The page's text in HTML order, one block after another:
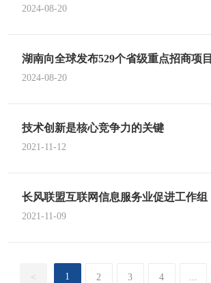
2024-08-20
湖南向全球发布529个省级重点招商项目
2024-08-20
技术创新是核心竞争力的关键
2021-11-12
长风联盟互联网信息服务业促进工作组
2021-11-09
< 1 2 3 4